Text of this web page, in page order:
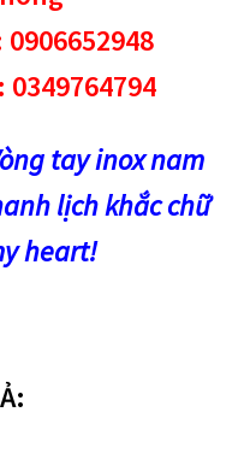
0349764794
tay inox nam
lịch khắc chữ
heart!